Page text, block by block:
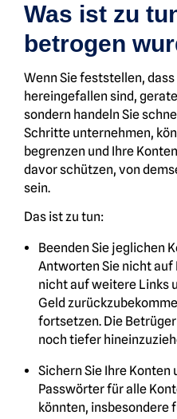
Was ist zu
betrogen
Wenn Sie feststellen,
hereingefallen sind,
sondern handeln Sie
Schritte unternehmen,
begrenzen und Ihre
davor schützen, von
sein.
Das ist zu tun:
Beenden Sie jeglichen
Antworten Sie nicht
nicht auf weitere Links
Geld
fortsetzen. Die
noch tiefer
Sichern Sie Ihre Konten
Passwörter für alle
könnten, insbesondere